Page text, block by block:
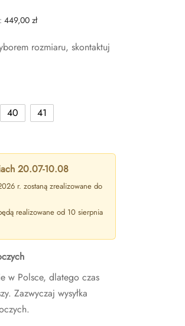
449,00 zł
rozmiaru, skontaktuj
40 41
20.07-10.08
r. zostaną zrealizowane do
realizowane od 10 sierpnia
w Polsce, dlatego czas
Zazwyczaj wysyłka